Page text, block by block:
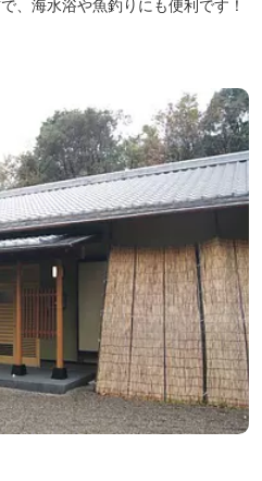
、海水浴や魚釣りにも便利です！